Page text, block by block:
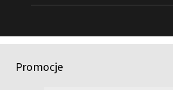
Promocje